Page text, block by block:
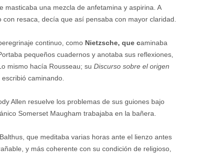
masticaba una mezcla de anfetamina y aspirina. A
resaca, decía que así pensaba con mayor claridad.
continuo, como Nietzsche, que caminaba
pequeños cuadernos y anotaba sus reflexiones,
mismo hacía Rousseau; suDiscurso sobre el origen
caminando.
Allen resuelve los problemas de sus guiones bajo
Somerset Maugham trabajaba en la bañera.
que meditaba varias horas ante el lienzo antes
y más coherente con su condición de religioso,